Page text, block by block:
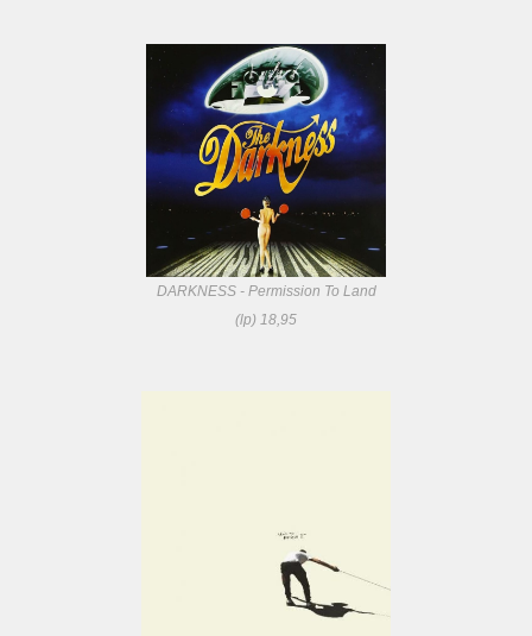
DARKNESS - Permission To Land
(lp) 18,95